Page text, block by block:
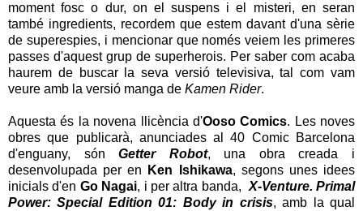
moment fosc o dur, on el suspens i el misteri, en seran
també ingredients, recordem que estem davant d'una sèrie
de superespies, i mencionar que només veiem les primeres
passes d'aquest grup de superherois. Per saber com acaba
haurem de buscar la seva versió televisiva, tal com vam
veure amb la versió manga de Kamen Rider.
Aquesta és la novena llicència d'Ooso Comics. Les noves
obres que publicarà, anunciades al 40 Comic Barcelona
d'enguany, sónGetter Robot, una obra creada i
desenvolupada per en
Ken Ishikawa, segons unes idees
inicials d'en Go Nagai, i per altra banda, X-Venture. Primal
Power: Special Edition 01: Body in crisis, amb la qual